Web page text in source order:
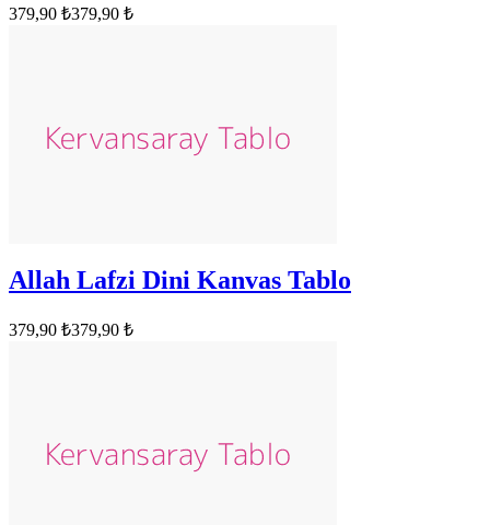
379,90 ₺379,90 ₺
Allah Lafzi Dini Kanvas Tablo
379,90 ₺379,90 ₺